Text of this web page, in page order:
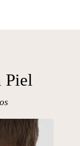
Piel